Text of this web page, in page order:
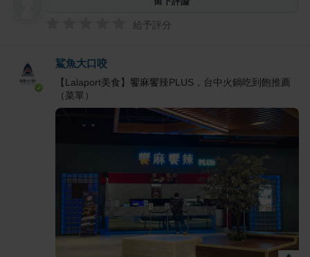
給予評分
鯊魚大口咬
【Lalaport美食】饗麻饗辣PLUS，台中火鍋吃到飽推薦
（菜單）